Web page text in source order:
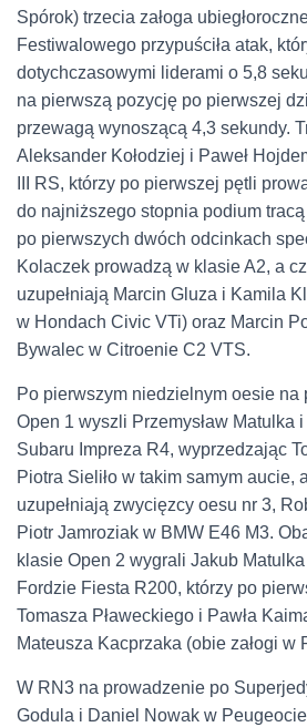
Spórok) trzecia załoga
Festiwalowego przypuściła atak,
dotychczasowymi liderami o 5,8
na pierwszą pozycję po pierwszej
przewagą wynoszącą 4,3 sekundy.
Aleksander Kołodziej i Paweł
III RS, którzy po pierwszej pętli
do najniższego stopnia podium
po pierwszych dwóch odcinkach
Kolaczek prowadzą w klasie A2, a
uzupełniają Marcin Gluza i Kamila
w Hondach Civic VTi) oraz Marcin
Bywalec w Citroenie C2 VTS.
Po pierwszym niedzielnym oesie
Open 1 wyszli Przemysław Matulka
Subaru Impreza R4, wyprzedzając
Piotra Sieliło w takim samym aucie,
uzupełniają zwycięzcy oesu nr 3,
Piotr Jamroziak w BMW E46 M3.
klasie Open 2 wygrali Jakub
Fordzie Fiesta R200, którzy po
Tomasza Pławeckiego i Pawła
Mateusza Kacprzaka (obie załogi w
W RN3 na prowadzenie po
Godula i Daniel Nowak w